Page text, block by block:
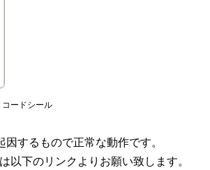
ードシール
するもので正常な動作です。
下のリンクよりお願い致します。